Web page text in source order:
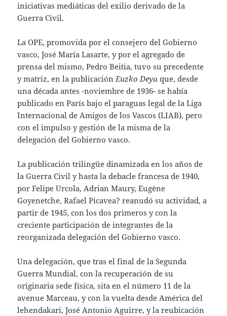
iniciativas mediáticas del exilio derivado de la
Guerra Civil.
La OPE, promovida por el consejero del Gobierno
vasco, José María Lasarte, y por el agregado de
prensa del mismo, Pedro Beitia, tuvo su precedente
y matriz, en la publicaciónEuzko Deya que, desde
una década antes -noviembre de 1936- se había
publicado en París bajo el paraguas legal de la Liga
Internacional de Amigos de los Vascos (LIAB), pero
con el impulso y gestión de la misma de la
delegación del Gobierno vasco.
La publicación trilingüe dinamizada en los años de
la Guerra Civil y hasta la debacle francesa de 1940,
por Felipe Urcola, Adrian Maury, Eugène
Goyenetche, Rafael Picavea? reanudó su actividad, a
partir de 1945, con los dos primeros y con la
creciente participación de integrantes de la
reorganizada delegación del Gobierno vasco.
Una delegación, que tras el final de la Segunda
Guerra Mundial, con la recuperación de su
originaria sede física, sita en el número 11 de la
avenue Marceau, y con la vuelta desde América del
lehendakari, José Antonio Aguirre, y la reubicación